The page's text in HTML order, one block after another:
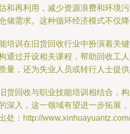
和再利用，减少资源浪费和环境
储需求。这种循环经济模式不仅
培训在旧货回收行业中扮演着关
通过开设相关课程，帮助回收工
量，还为失业人员或转行人士提
货回收与职业技能培训相结合，
深入，这一领域有望进一步拓展
处：http://